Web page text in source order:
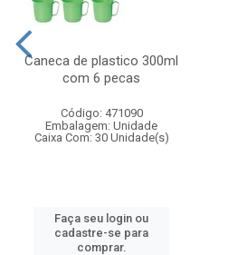
Caneca de plastico 300ml
com 6 pecas
Código: 471090
Embalagem: Unidade
Caixa Com: 30 Unidade(s)
Faça seu login ou
cadastre-se para
comprar.